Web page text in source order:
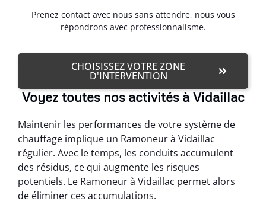
Prenez contact avec nous sans attendre, nous vous
répondrons avec professionnalisme.
CHOISISSEZ VOTRE ZONE
D'INTERVENTION
Voyez toutes nos activités à Vidaillac
Maintenir les performances de votre système de
chauffage implique un Ramoneur à Vidaillac
régulier. Avec le temps, les conduits accumulent
des résidus, ce qui augmente les risques
potentiels. Le Ramoneur à Vidaillac permet alors
de éliminer ces accumulations.